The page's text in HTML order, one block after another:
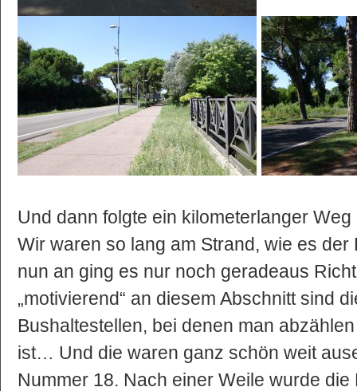
Und dann folgte ein kilometerlanger
Wir waren so lang am Strand, wie es
nun an ging es nur noch geradeaus
„motivierend“ an diesem Abschnitt sind
Bushaltestellen, bei denen man
ist… Und die waren ganz schön weit
Nummer 18. Nach einer Weile wurde